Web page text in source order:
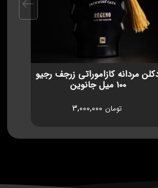
مردانه کازاموراتی زرجف رجیو
100 میل جانوین
تومان 3,000,000